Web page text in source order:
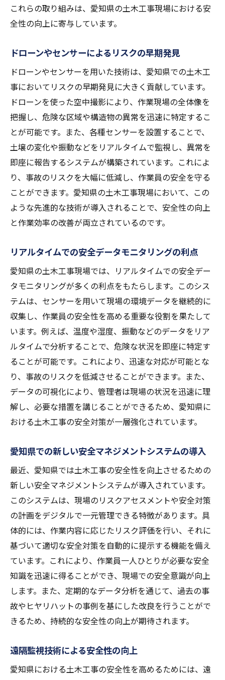
これらの取り組みは、愛知県の土木工事現場における安
全性の向上に寄与しています。
ドローンやセンサーによるリスクの早期発見
ドローンやセンサーを用いた技術は、愛知県での土木工
事においてリスクの早期発見に大きく貢献しています。
ドローンを使った空中撮影により、作業現場の全体像を
把握し、危険な区域や構造物の異常を迅速に特定するこ
とが可能です。また、各種センサーを設置することで、
土壌の変化や振動などをリアルタイムで監視し、異常を
即座に報告するシステムが構築されています。これによ
り、事故のリスクを大幅に低減し、作業員の安全を守る
ことができます。愛知県の土木工事現場において、この
ような先進的な技術が導入されることで、安全性の向上
と作業効率の改善が両立されているのです。
リアルタイムでの安全データモニタリングの利点
愛知県の土木工事現場では、リアルタイムでの安全デー
タモニタリングが多くの利点をもたらします。このシス
テムは、センサーを用いて現場の環境データを継続的に
収集し、作業員の安全性を高める重要な役割を果たして
います。例えば、温度や湿度、振動などのデータをリア
ルタイムで分析することで、危険な状況を即座に特定す
ることが可能です。これにより、迅速な対応が可能とな
り、事故のリスクを低減させることができます。また、
データの可視化により、管理者は現場の状況を迅速に理
解し、必要な措置を講じることができるため、愛知県に
おける土木工事の安全対策が一層強化されています。
愛知県での新しい安全マネジメントシステムの導入
最近、愛知県では土木工事の安全性を向上させるための
新しい安全マネジメントシステムが導入されています。
このシステムは、現場のリスクアセスメントや安全対策
の計画をデジタルで一元管理できる特徴があります。具
体的には、作業内容に応じたリスク評価を行い、それに
基づいて適切な安全対策を自動的に提示する機能を備え
ています。これにより、作業員一人ひとりが必要な安全
知識を迅速に得ることができ、現場での安全意識が向上
します。また、定期的なデータ分析を通じて、過去の事
故やヒヤリハットの事例を基にした改良を行うことがで
きるため、持続的な安全性の向上が期待されます。
遠隔監視技術による安全性の向上
愛知県における土木工事の安全性を高めるためには、遠